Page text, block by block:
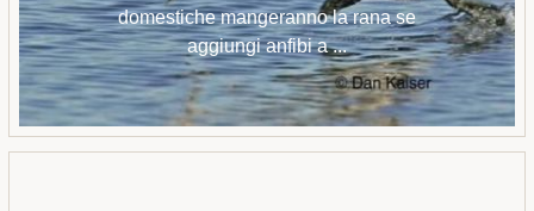
domestiche mangeranno la rana se
aggiungi anfibi a ...